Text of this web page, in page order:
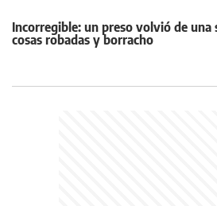
Incorregible: un preso volvió de
cosas robadas y borracho